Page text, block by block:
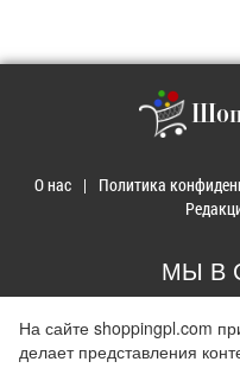
О нас Политика
МЫ В
На сайте shoppingpl.com
делает представления